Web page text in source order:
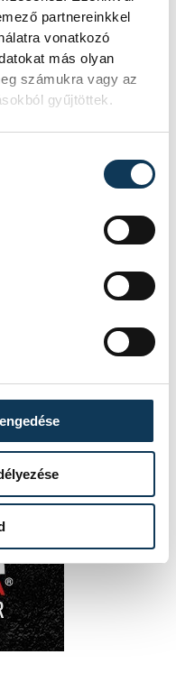
partnereinkkel
vonatkozó
más olyan
számukra vagy az
gyűjtöttek.